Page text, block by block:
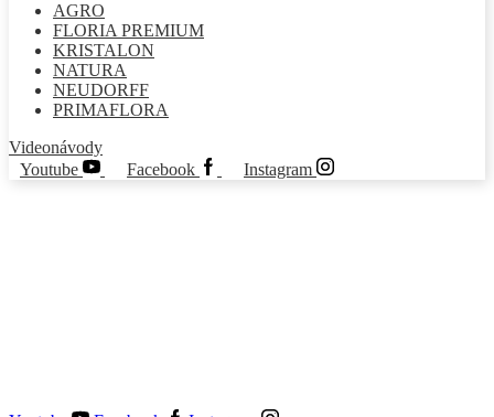
AGRO
FLORIA PREMIUM
KRISTALON
NATURA
NEUDORFF
PRIMAFLORA
Videonávody
Youtube
Facebook Instagram